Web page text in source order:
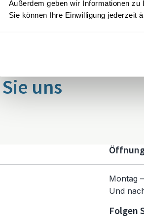
Außerdem geben wir Informationen
Sie können Ihre Einwilligung jederzeit
uns
Montag
Und
Folgen